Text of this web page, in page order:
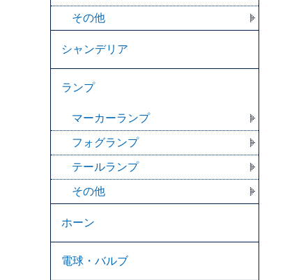
その他
シャンデリア
ランプ
マーカーランプ
フォグランプ
テールランプ
その他
ホーン
電球・バルブ